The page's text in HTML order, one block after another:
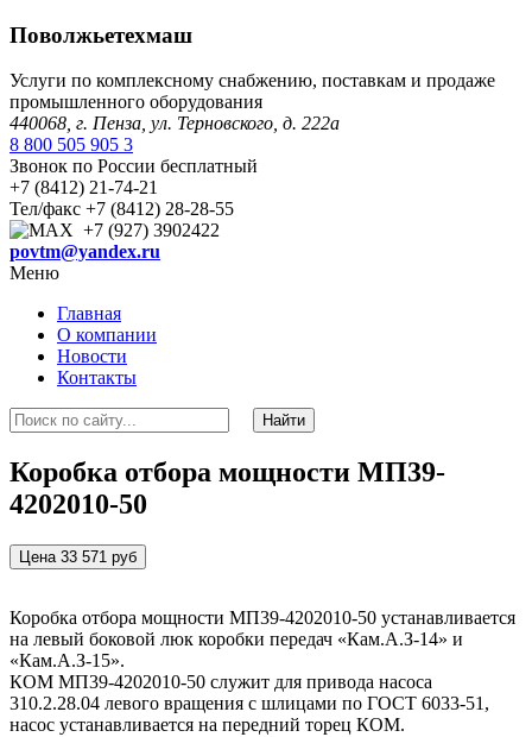
Поволжьетехмаш
Услуги по комплексному снабжению, поставкам и продаже
промышленного оборудования
440068, г. Пенза, ул. Терновского, д. 222а
8 800 505 905 3
Звонок по России бесплатный
+7 (8412) 21-74-21
Тел/факс +7 (8412) 28-28-55
+7 (927) 3902422
povtm@yandex.ru
Меню
Главная
О компании
Новости
Контакты
Коробка отбора мощности МП39-
4202010-50
Цена 33 571 руб
Коробка отбора мощности МП39-4202010-50 устанавливается
на левый боковой люк коробки передач «Кам.А.З-14» и
«Кам.А.З-15».
КОМ МП39-4202010-50 служит для привода насоса
310.2.28.04 левого вращения с шлицами по ГОСТ 6033-51,
насос устанавливается на передний торец КОМ.